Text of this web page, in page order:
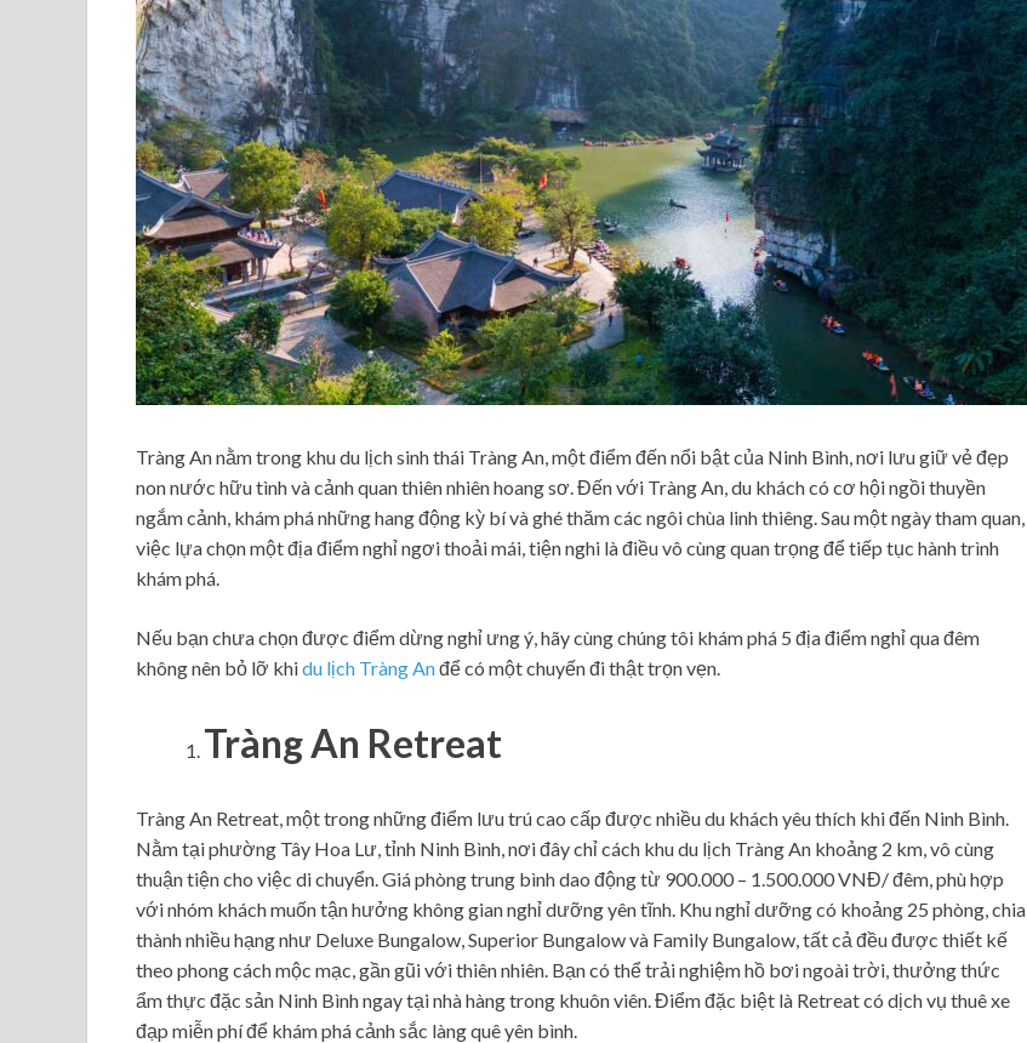
Tràng An nằm trong khu du lịch sinh thái Tràng An, một điểm đến nổi bật của Ninh Bình, nơi lưu giữ vẻ đẹp
non nước hữu tình và cảnh quan thiên nhiên hoang sơ. Đến với Tràng An, du khách có cơ hội ngồi thuyền
ngắm cảnh, khám phá những hang động kỳ bí và ghé thăm các ngôi chùa linh thiêng. Sau một ngày tham quan,
việc lựa chọn một địa điểm nghỉ ngơi thoải mái, tiện nghi là điều vô cùng quan trọng để tiếp tục hành trình
khám phá.
Nếu bạn chưa chọn được điểm dừng nghỉ ưng ý, hãy cùng chúng tôi khám phá 5 địa điểm nghỉ qua đêm
không nên bỏ lỡ khidu lịch Tràng Anđể có một chuyến đi thật trọn vẹn.
Tràng An Retreat
Tràng An Retreat, một trong những điểm lưu trú cao cấp được nhiều du khách yêu thích khi đến Ninh Bình.
Nằm tại phường Tây Hoa Lư, tỉnh Ninh Bình, nơi đây chỉ cách khu du lịch Tràng An khoảng 2 km, vô cùng
thuận tiện cho việc di chuyển. Giá phòng trung bình dao động từ 900.000 – 1.500.000 VNĐ/ đêm, phù hợp
với nhóm khách muốn tận hưởng không gian nghỉ dưỡng yên tĩnh. Khu nghỉ dưỡng có khoảng 25 phòng, chia
thành nhiều hạng như Deluxe Bungalow, Superior Bungalow và Family Bungalow, tất cả đều được thiết kế
theo phong cách mộc mạc, gần gũi với thiên nhiên. Bạn có thể trải nghiệm hồ bơi ngoài trời, thưởng thức
ẩm thực đặc sản Ninh Bình ngay tại nhà hàng trong khuôn viên. Điểm đặc biệt là Retreat có dịch vụ thuê xe
đạp miễn phí để khám phá cảnh sắc làng quê yên bình.